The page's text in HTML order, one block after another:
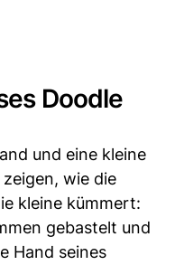
Doodle
und eine kleine
wie die
kleine kümmert:
gebastelt und
Hand seines